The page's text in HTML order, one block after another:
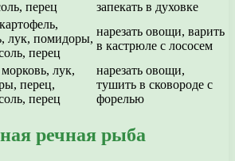
перец
запекать в духовке
лук, помидоры,
перец
нарезать овощи, варить
в кастрюле с лососем
лук,
перец,
перец
нарезать овощи,
тушить в сковороде с
форелью
речная рыба